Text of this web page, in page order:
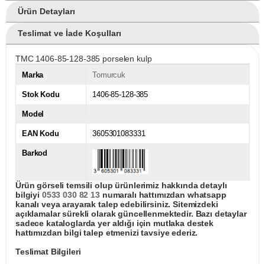
Ürün Detayları
Teslimat ve İade Koşulları
TMC 1406-85-128-385 porselen kulp
Marka Tomurcuk
Stok Kodu 1406-85-128-385
Model
EAN Kodu 3605301083331
Barkod
Ürün görseli temsili olup ürünlerimiz hakkında detaylı
bilgiyi 0533 030 82 13numaralı hattımızdan whatsapp
kanalı veya arayarak talep edebilirsiniz. Sitemizdeki
açıklamalar sürekli olarak güncellenmektedir. Bazı detaylar
sadece kataloglarda yer aldığı için mutlaka destek
hattımızdan bilgi talep etmenizi tavsiye ederiz.
Teslimat Bilgileri